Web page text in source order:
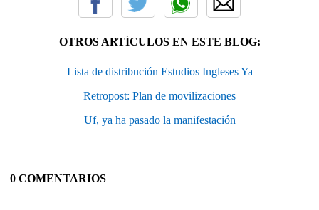
OTROS ARTÍCULOS EN ESTE BLOG:
Lista de distribución Estudios Ingleses Ya
Retropost: Plan de movilizaciones
Uf, ya ha pasado la manifestación
0 COMENTARIOS